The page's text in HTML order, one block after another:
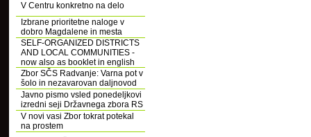
V Centru konkretno na delo
Izbrane prioritetne naloge v
dobro Magdalene in mesta
SELF-ORGANIZED DISTRICTS
AND LOCAL COMMUNITIES -
now also as booklet in english
Zbor SČS Radvanje: Varna pot v
šolo in nezavarovan daljnovod
Javno pismo vsled ponedeljkovi
izredni seji Državnega zbora RS
V novi vasi Zbor tokrat potekal
na prostem